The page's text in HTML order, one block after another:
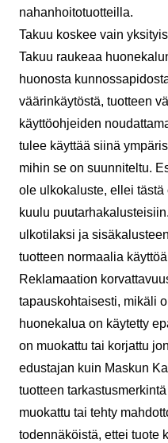
nahanhoitotuotteilla.
Takuu koskee vain
Takuu raukeaa
huonosta
väärinkäytöstä, tuotteen
käyttöohjeiden
tulee käyttää siinä
mihin se on suunniteltu.
ole ulkokaluste, ellei
kuulu
ulkotilaksi ja
tuotteen normaalia
Reklamaation
tapauskohtaisesti, mikäli
huonekalua on käytetty
on muokattu tai korjattu
edustajan kuin Maskun
tuotteen
muokattu tai tehty
todennäköistä, ettei tuote